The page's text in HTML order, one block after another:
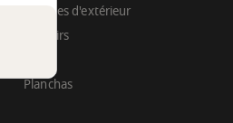
Cuisines d'extérieur
Fumoirs
Planchas